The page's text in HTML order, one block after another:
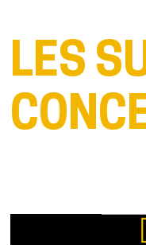
LES